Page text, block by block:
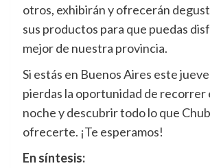
otros, exhibirán y ofrecerán
sus productos para que puedas
mejor de nuestra provincia.
Si estás en Buenos Aires este
pierdas la oportunidad de recorrer
noche y descubrir todo lo que
ofrecerte. ¡Te esperamos!
En síntesis: